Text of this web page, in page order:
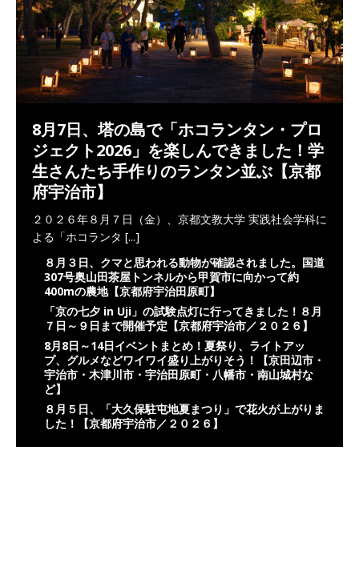
8月7日、塔の島で「ホコランタン・プロ
ジェクト2026」を楽しんできました！学
生さんたち手作りのランタン並ぶ【京都
府宇治市】
２０２６年８月７日（金）、京都文教大学 実践社会学科に
よる「ホコランタ [...]
８月３日、クマと思われる動物が確認されました。国道
307号奥山田茶屋トンネルから甲賀市に向かって約
400mの農地【京都府宇治田原町】
「京の七夕 in Uji」の試験点灯に行ってきました！８月
７日～９日まで開催予定【京都府宇治市／２０２６】
8月8日～14日イベントまとめ！夏祭り、ライトアッ
プ、グルメなどワイワイ盛り上がりそう！【京田辺市・
宇治市・木津川市・宇治田原町・八幡市・南山城村な
ど】
８月５日、「大久保駐屯地夏まつり」で花火が上がりま
した！【京都府宇治市／２０２６】